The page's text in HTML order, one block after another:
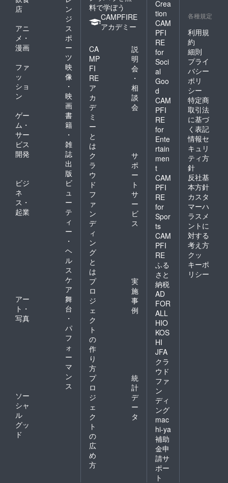
店
ン
ジ
アニ
メ・
漫画
ス
ポ
ー
ツ
ファ
ッ
ショ
ン
映
像
・
映
画
ゲー
ム・
サー
ビス
開発
書
籍
・
雑
誌
出
版
ビジ
ネ
ス・
起業
ビ
ュ
ー
テ
ィ
ー
・
ヘ
ル
ス
ケ
ア
アー
ト・
写真
舞
台
・
パ
フ
ォ
ー
マ
ン
ス
ソー
シャ
ル
グッ
ド
料で学ぼう
CAMPFIRE
アカデミー
CA
MP
FI
RE
ア
カ
デ
ミ
ー
と
は
説
明
会
・
相
談
会
ク
ラ
ウ
ド
フ
ァ
ン
デ
ィ
ン
グ
と
は
サ
ポ
ー
ト
サ
ー
ビ
ス
プ
ロ
ジ
ェ
ク
ト
の
作
り
方
実
施
事
例
プ
ロ
ジ
ェ
ク
ト
の
広
め
方
統
計
デ
ー
タ
Crea
tion
CAM
PFI
RE
for
Soci
al
Goo
d
CAM
PFI
RE
for
Ente
rtain
men
t
CAM
PFI
RE
for
Spor
ts
CAM
PFI
RE
ふる
さと
納税
AD
FOR
ALL
HIO
KOS
HI
JFA
クラ
ウド
ファ
ン
ディ
ング
mac
hi-ya
補助
金申
請サ
ポー
ト
各種規定
利用規
約
細則
プライ
バシー
ポリ
シー
特定商
取引法
に基づ
く表記
情報セ
キュリ
ティ方
針
反社基
本方針
カスタ
マーハ
ラスメ
ントに
対する
考え方
クッ
キーポ
リシー